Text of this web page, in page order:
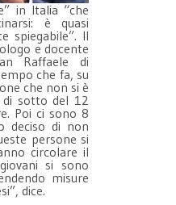
in Italia “che
è quasi
spiegabile”. Il
e docente
Raffaele di
che fa, su
che non si è
di sotto del 12
Poi ci sono 8
deciso di non
persone si
circolare il
si sono
misure
dice.